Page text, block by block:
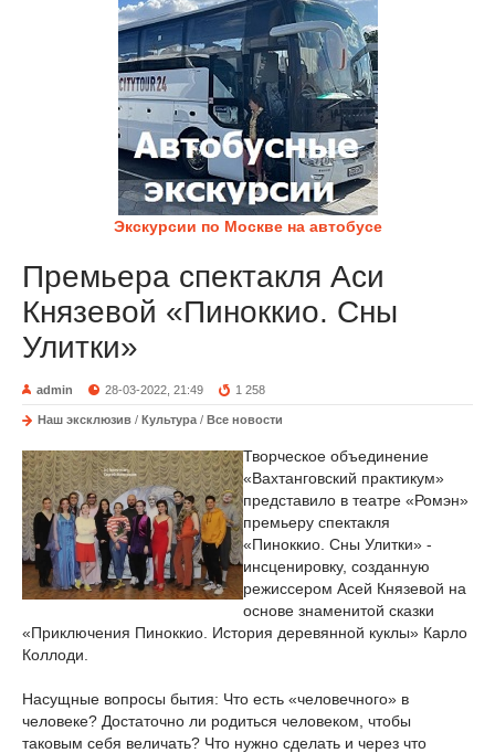
Экскурсии по Москве на автобусе
Премьера спектакля Аси
Князевой «Пиноккио. Сны
Улитки»
admin 28-03-2022, 21:49 1 258
Наш эксклюзив / Культура / Все новости
Творческое объединение
«Вахтанговский практикум»
представило в театре «Ромэн»
премьеру спектакля
«Пиноккио. Сны Улитки» -
инсценировку, созданную
режиссером Асей Князевой на
основе знаменитой сказки
«Приключения Пиноккио. История деревянной куклы» Карло
Коллоди.
Насущные вопросы бытия: Что есть «человечного» в
человеке? Достаточно ли родиться человеком, чтобы
таковым себя величать? Что нужно сделать и через что